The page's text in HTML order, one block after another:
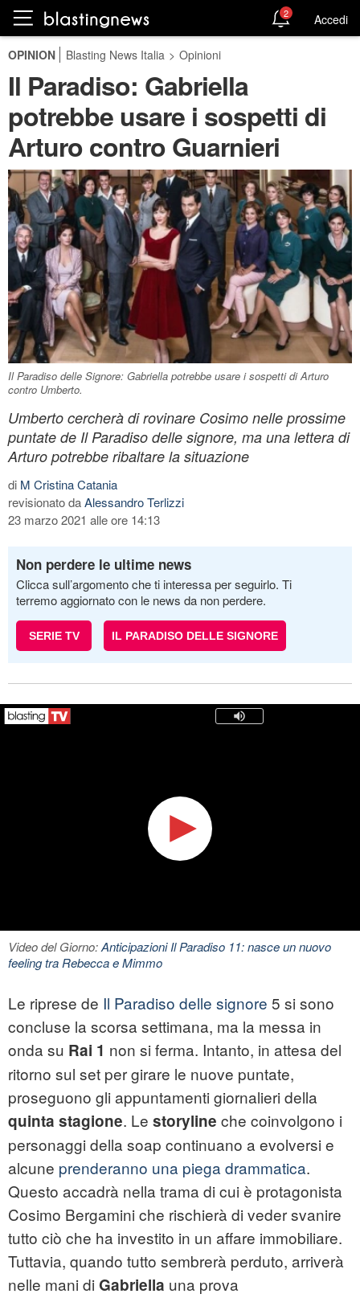
2 Accedi
OPINION Blasting News Italia > Opinioni
Il Paradiso: Gabriella
potrebbe usare i sospetti di
Arturo contro Guarnieri
Il Paradiso delle Signore: Gabriella potrebbe usare i sospetti di Arturo
contro Umberto.
Umberto cercherà di rovinare Cosimo nelle prossime
puntate de Il Paradiso delle signore, ma una lettera di
Arturo potrebbe ribaltare la situazione
di M Cristina Catania
revisionato daAlessandro Terlizzi
23 marzo 2021 alle ore 14:13
Non perdere le ultime news
Clicca sull’argomento che ti interessa per seguirlo. Ti
terremo aggiornato con le news da non perdere.
SERIE TV IL PARADISO DELLE SIGNORE
Video del Giorno:Anticipazioni Il Paradiso 11: nasce un nuovo
feeling tra Rebecca e Mimmo
Le riprese de Il Paradiso delle signore 5 si sono
concluse la scorsa settimana, ma la messa in
onda su Rai 1 non si ferma. Intanto, in attesa del
ritorno sul set per girare le nuove puntate,
proseguono gli appuntamenti giornalieri della
quinta stagione. Le storyline che coinvolgono i
personaggi della soap continuano a evolversi e
alcune prenderanno una piega drammatica.
Questo accadrà nella trama di cui è protagonista
Cosimo Bergamini che rischierà di veder svanire
tutto ciò che ha investito in un affare immobiliare.
Tuttavia, quando tutto sembrerà perduto, arriverà
nelle mani di Gabriella una prova